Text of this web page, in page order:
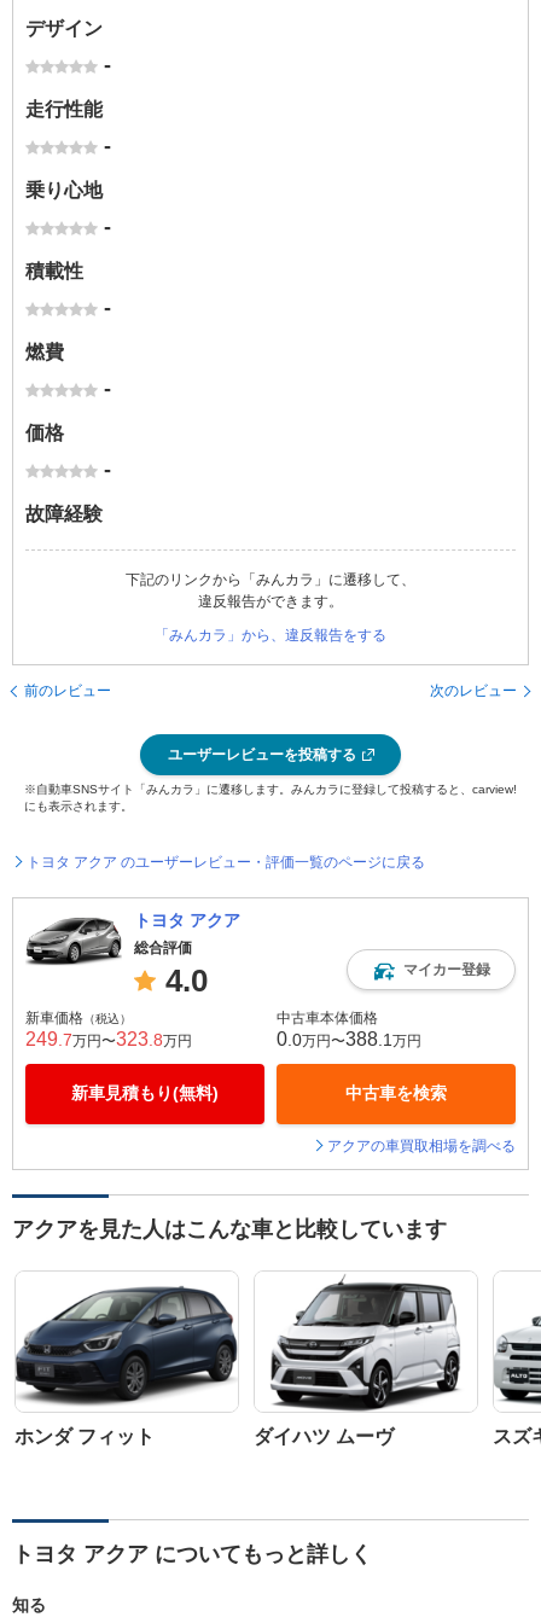
デザイン
-
走行性能
-
乗り心地
-
積載性
-
燃費
-
価格
-
故障経験
下記のリンクから「みんカラ」に遷移して、
違反報告ができます。
「みんカラ」から、違反報告をする
前のレビュー 次のレビュー
ユーザーレビューを投稿する
※自動車SNSサイト「みんカラ」に遷移します。みんカラに登録して投稿すると、carview!
にも表示されます。
トヨタ アクア のユーザーレビュー・評価一覧のページに戻る
トヨタ アクア
総合評価
4.0 マイカー登録
新車価格 （税込）
249 .7万円〜323 .8万円
新車見積もり(無料)
中古車本体価格
0 .0万円〜388 .1 万円
中古車を検索
アクアの車買取相場を調べる
アクアを見た人はこんな車と比較しています
ホンダ フィット ダイハツ ムーヴ スズ
トヨタ アクア についてもっと詳しく
知る